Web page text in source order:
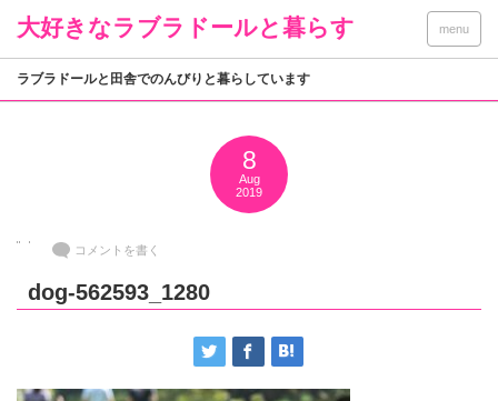
大好きなラブラドールと暮らす menu
ラブラドールと田舎でのんびりと暮らしています
8
Aug
2019
コメントを書く
dog-562593_1280